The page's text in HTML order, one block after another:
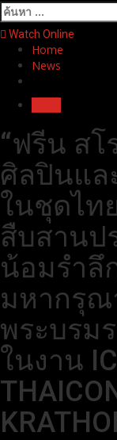
ค้นหา
สำหรับ:
Watch Online
Home
News
“ฟรีน สโ
ศิลปินแล
ในชุดไท
สืบสานป
น้อมรำลึ
มหากรุณ
พระบรม
ในงาน